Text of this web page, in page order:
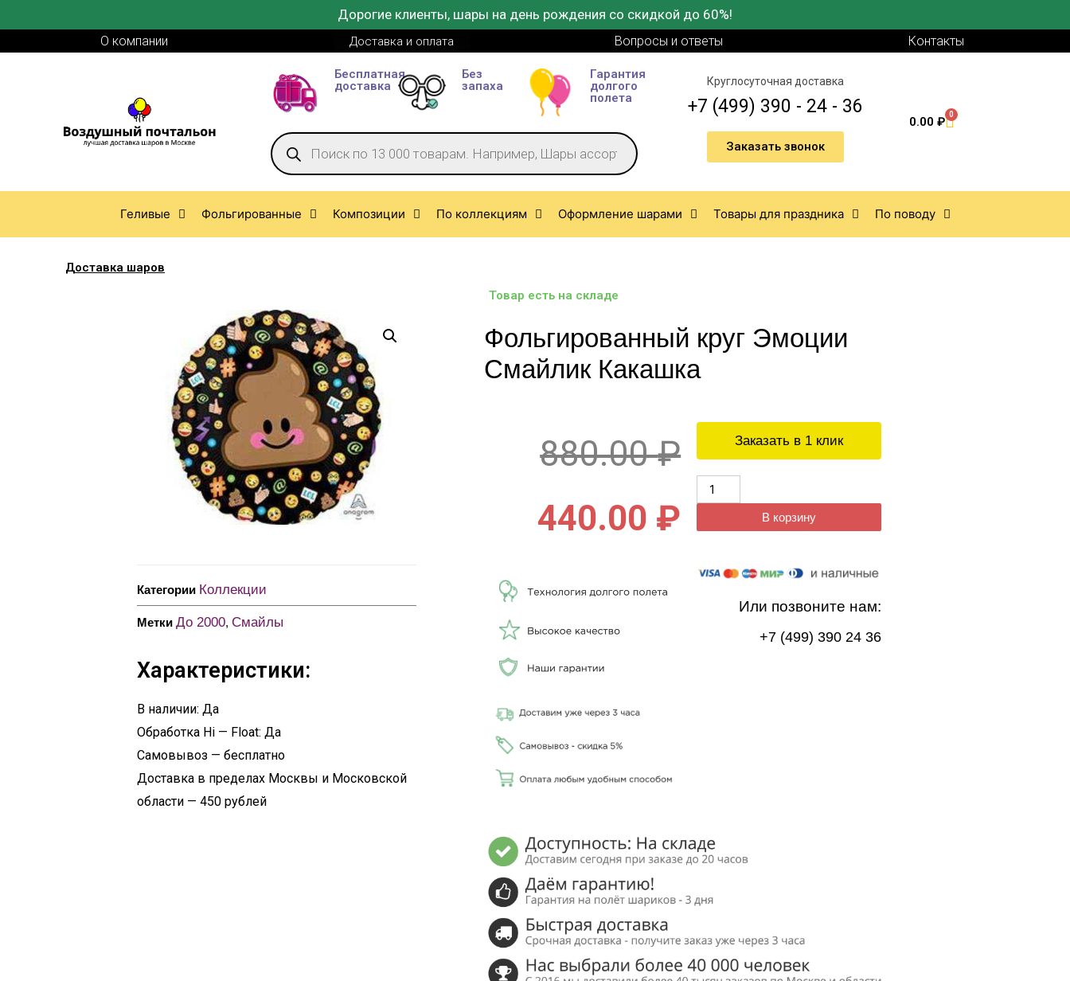
Дорогие клиенты, шары на день рождения со скидкой до 60%!
О компании Доставка и оплата Вопросы и ответы Контакты
Бесплатная
доставка
Без
запаха
Гарантия
долгого
полета
Круглосуточная доставка
+7 (499) 390 - 24 - 36
Заказать звонок
0.00₽ 0
Геливые Фольгированные Композиции По коллекциям Оформление шарами Товары для праздника По поводу
Доставка шаров
Категории Коллекции
Метки До 2000, Смайлы
Характеристики:
В наличии: Да
Обработка Hi — Float: Да
Самовывоз — бесплатно
Доставка в пределах Москвы и Московской
области — 450 рублей
Товар есть на складе
Фольгированный круг Эмоции
Смайлик Какашка
880.00₽
440.00 ₽
Заказать в 1 клик
В корзину
Или позвоните нам:
+7 (499) 390 24 36